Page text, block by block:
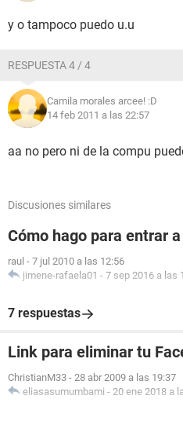
y o tampoco puedo u.u
RESPUESTA 4 / 4
Camila morales arcee! :D
14 feb 2011 a las 22:57
aa no pero ni de la compu
Discusiones similares
Cómo hago para entrar
raul - 7 jul 2010 a las 12:56
jimene-rafaela01 - 7 sep 2016 a las
7 respuestas
Link para eliminar tu
ChristianM33 - 28 abr 2009 a las 19:37
eliasasumumbami - 20 ene 2018 a